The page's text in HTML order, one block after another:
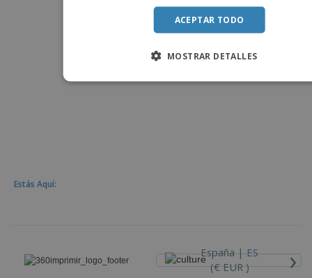
Estás Aquí:
España |ES
(€ EUR )
›
ACEPTAR TODO
MOSTRAR DETALLES